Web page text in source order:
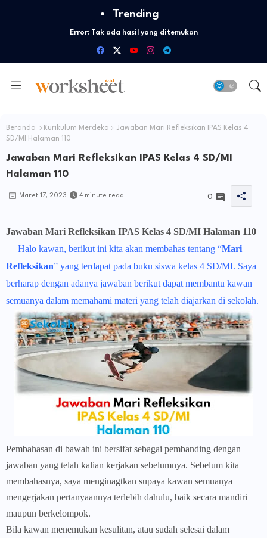
Trending
Error:Tak ada hasil yang ditemukan
Beranda Kurikulum Merdeka
Jawaban Mari Refleksikan IPAS Kelas 4
SD/MI Halaman 110
Jawaban Mari Refleksikan IPAS Kelas 4 SD/MI
Halaman 110
Maret 17, 2023 4 minute read 0
Jawaban Mari Refleksikan IPAS Kelas 4 SD/MI Halaman 110
— Halo kawan, berikut ini kita akan membahas tentang “Mari
Refleksikan” yang terdapat pada buku siswa kelas 4 SD/MI. Saya
berharap dengan adanya jawaban berikut dapat membantu kawan
semuanya dalam memahami materi yang telah diajarkan di sekolah.
Pembahasan di bawah ini bersifat sebagai pembanding dengan
jawaban yang telah kalian kerjakan sebelumnya. Sebelum kita
membahasnya, saya menginagtkan supaya kawan semuanya
mengerjakan pertanyaannya terlebih dahulu, baik secara mandiri
maupun berkelompok.
Bila kawan menemukan kesulitan, atau sudah selesai dalam